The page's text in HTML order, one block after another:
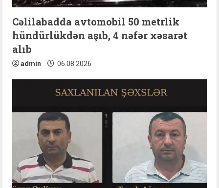
Cəlilabadda avtomobil 50 metrlik
hündürlükdən aşıb, 4 nəfər xəsarət
alıb
admin 06.08.2026